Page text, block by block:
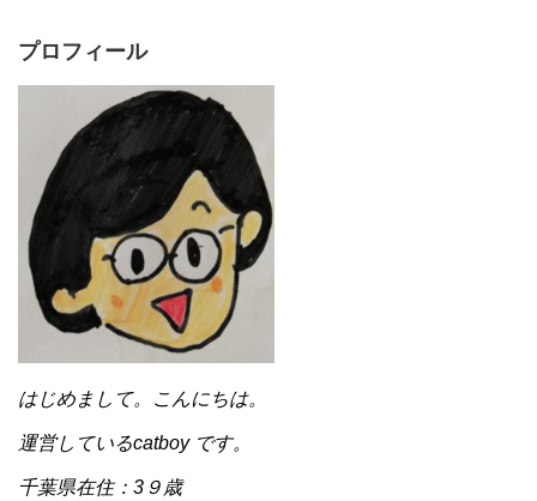
プロフィール
はじめまして。こんにちは。
運営しているcatboy です。
千葉県在住：3９歳